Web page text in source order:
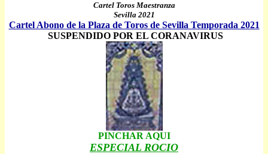
Cartel Toros Maestranza
Sevilla 2021
Cartel Abono de la Plaza de Toros de Sevilla Temporada 2021
SUSPENDIDO POR EL CORANAVIRUS
PINCHAR AQUI
ESPECIAL ROCIO